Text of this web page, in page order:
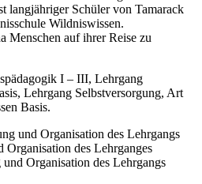
langjähriger Schüler von Tamarack
Wildniswissen.
Menschen auf ihrer Reise zu
I – III, Lehrgang
Lehrgang Selbstversorgung, Art
Basis.
und Organisation des Lehrgangs
Organisation des Lehrganges
Organisation des Lehrgangs